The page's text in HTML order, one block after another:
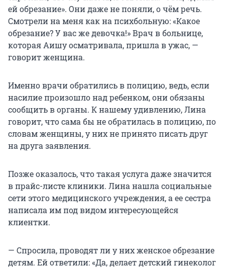
ей обрезание». Они даже не поняли, о чём речь.
Смотрели на меня как на психбольную: «Какое
обрезание? У вас же девочка!» Врач в больнице,
которая Аишу осматривала, пришла в ужас, —
говорит женщина.
Именно врачи обратились в полицию, ведь, если
насилие произошло над ребенком, они обязаны
сообщить в органы. К нашему удивлению, Лина
говорит, что сама бы не обратилась в полицию, по
словам женщины, у них не принято писать друг
на друга заявления.
Позже оказалось, что такая услуга даже значится
в прайс-листе клиники. Лина нашла социальные
сети этого медицинского учреждения, а ее сестра
написала им под видом интересующейся
клиентки.
— Спросила, проводят ли у них женское обрезание
детям. Ей ответили: «Да, делает детский гинеколог